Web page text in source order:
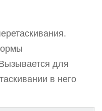
для
в него